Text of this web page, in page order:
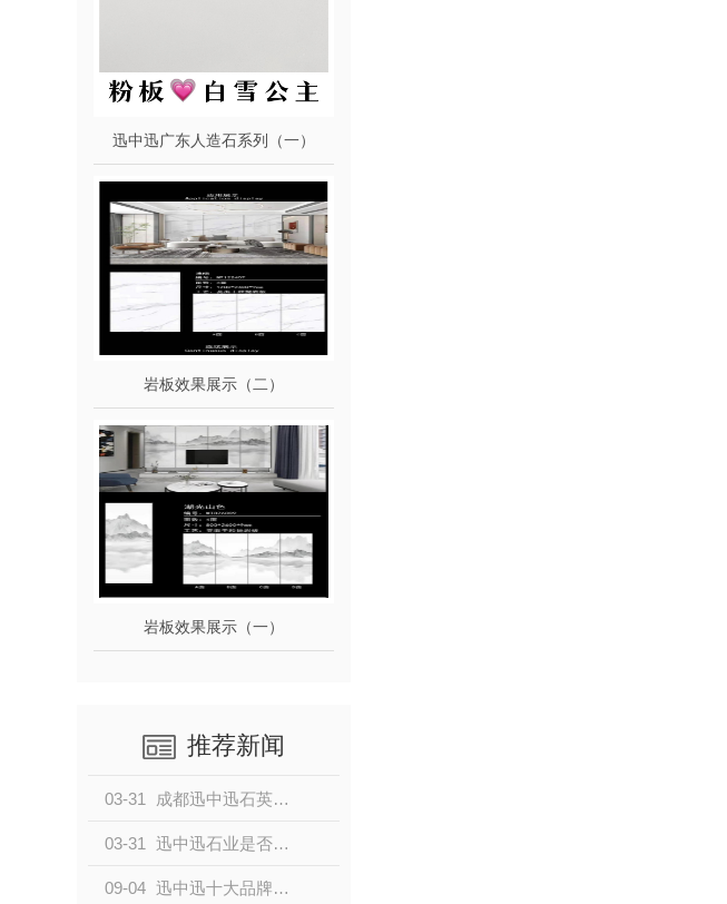
迅中迅广东人造石系列（一）
岩板效果展示（二）
岩板效果展示（一）
推荐新闻
03-31 成都迅中迅石英石：硬核品质+美学设计，打造家居台面 方案
03-31 迅中迅石业是否为正规品牌？
09-04 迅中迅十大品牌，彰显行业